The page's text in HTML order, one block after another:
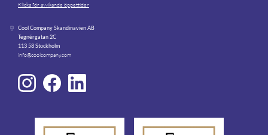
Klicka för avvikande öppettider
Cool Company Skandinavien AB
Tegnérgatan 2C
113 58 Stockholm
info@coolcompany.com